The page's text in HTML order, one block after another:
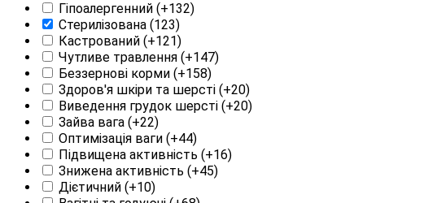
Гіпоалергенний (+132)
Стерилізована (123)
Кастрований (+121)
Чутливе травлення (+147)
Беззернові корми (+158)
Здоров'я шкіри та шерсті (+20)
Виведення грудок шерсті (+20)
Зайва вага (+22)
Оптимізація ваги (+44)
Підвищена активність (+16)
Знижена активність (+45)
Дієтичний (+10)